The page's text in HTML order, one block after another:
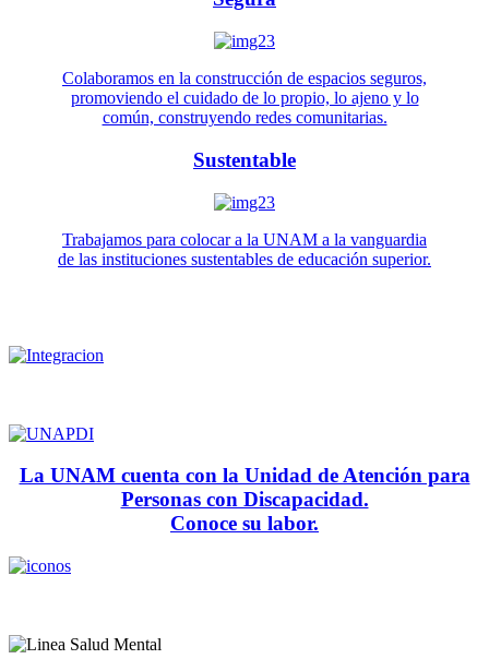
Colaboramos en la construcción de espacios seguros,
promoviendo el cuidado de lo propio, lo ajeno y lo
común, construyendo redes comunitarias.
Sustentable
Trabajamos para colocar a la UNAM a la vanguardia
de las instituciones sustentables de educación superior.
La UNAM cuenta con la Unidad de Atención para
Personas con Discapacidad.
Conoce su labor.